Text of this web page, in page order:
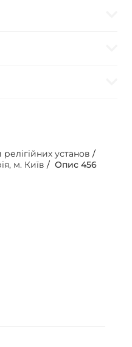
установ /
м. Київ / Опис 456